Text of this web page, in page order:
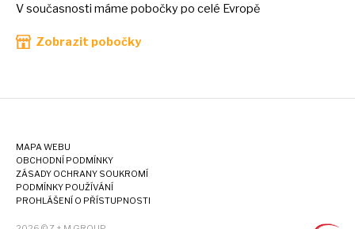
V současnosti máme pobočky po celé Evropě
Zobrazit pobočky
MAPA WEBU
OBCHODNÍ PODMÍNKY
ZÁSADY OCHRANY SOUKROMÍ
PODMÍNKY POUŽÍVÁNÍ
PROHLÁŠENÍ O PŘÍSTUPNOSTI